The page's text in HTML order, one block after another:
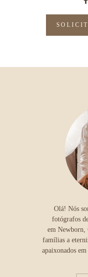
Olá! Nós
fotógrafos
em Newborn,
famílias a
apaixonados